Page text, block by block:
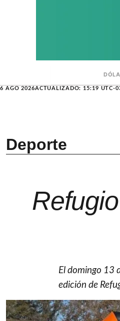
6 AGO 2026ACTUALIZADO: 15:19 UTC-
Deporte
El domingo 13
edición de